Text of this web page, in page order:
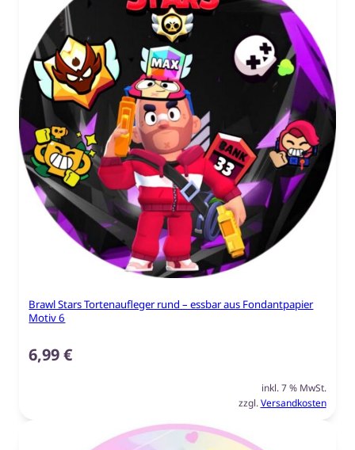
Brawl Stars Tortenaufleger rund – essbar aus Fondantpapier
Motiv 6
6,99€
inkl. 7 % MwSt.
zzgl.Versandkosten